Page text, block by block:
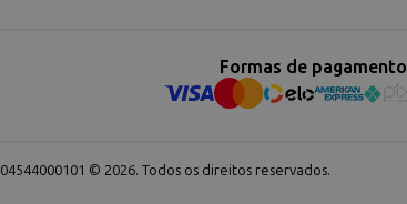
Formas de pagamento
© 2026. Todos os direitos reservados.